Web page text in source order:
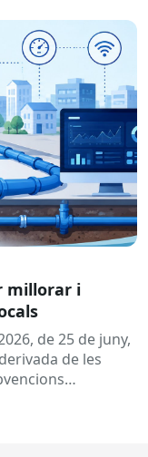
millorar i
de 25 de juny,
de les